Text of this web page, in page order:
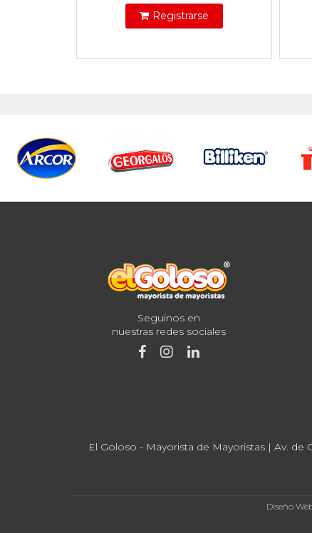
Registrarse
Seguinos en
nuestras redes sociales
El Goloso - Mayorista de Mayoristas | Av. de
Diseño